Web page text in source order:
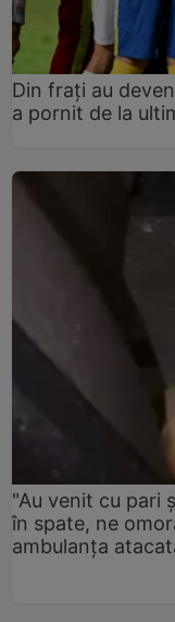
Din frați au
a pornit de la
"Au venit cu pari
în spate, ne
ambulanţa